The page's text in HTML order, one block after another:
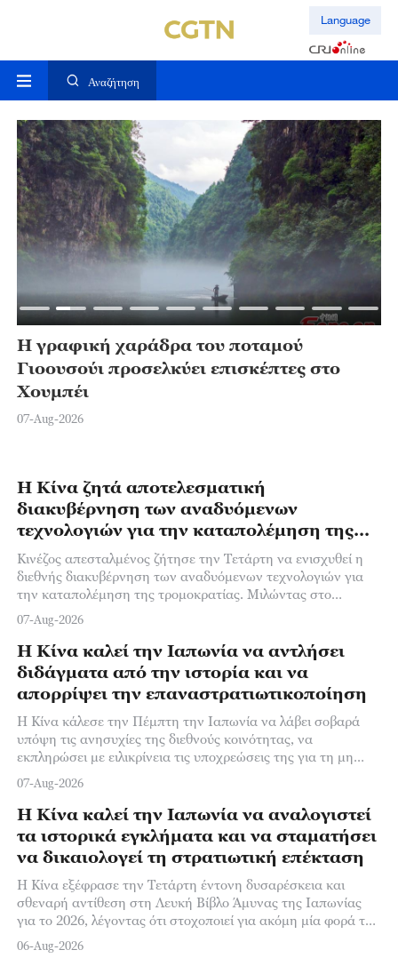
Language
Αναζήτηση
Η γραφική χαράδρα του ποταμού
Γιοουσούι προσελκύει επισκέπτες στο
Χουμπέι
07-Aug-2026
Η Κίνα ζητά αποτελεσματική
διακυβέρνηση των αναδυόμενων
τεχνολογιών για την καταπολέμηση της
τρομοκρατίας
Κινέζος απεσταλμένος ζήτησε την Τετάρτη να ενισχυθεί η
διεθνής διακυβέρνηση των αναδυόμενων τεχνολογιών για
την καταπολέμηση της τρομοκρατίας. Μιλώντας στο
07-Aug-2026
Η Κίνα καλεί την Ιαπωνία να αντλήσει
διδάγματα από την ιστορία και να
απορρίψει την επαναστρατιωτικοποίηση
Η Κίνα κάλεσε την Πέμπτη την Ιαπωνία να λάβει σοβαρά
υπόψη τις ανησυχίες της διεθνούς κοινότητας, να
εκπληρώσει με ειλικρίνεια τις υποχρεώσεις της για τη μη
07-Aug-2026
Η Κίνα καλεί την Ιαπωνία να αναλογιστεί
τα ιστορικά εγκλήματα και να σταματήσει
να δικαιολογεί τη στρατιωτική επέκταση
Η Κίνα εξέφρασε την Τετάρτη έντονη δυσαρέσκεια και
σθεναρή αντίθεση στη Λευκή Βίβλο Άμυνας της Ιαπωνίας
για το 2026, λέγοντας ότι στοχοποιεί για ακόμη μία φορά την
Κίνα με αβάσιμες κατηγορίες,
06-Aug-2026